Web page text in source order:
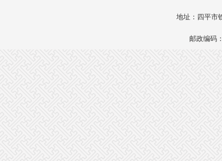
地址：四平市
邮政编码